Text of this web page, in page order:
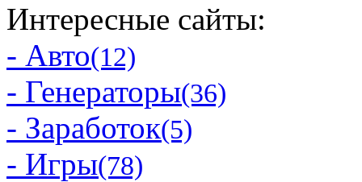
Интересные сайты:
- Авто(12)
- Генераторы(36)
- Заработок(5)
- Игры(78)